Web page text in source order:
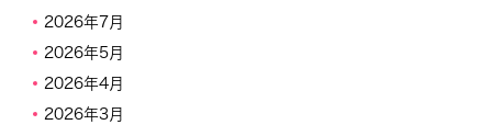
2026年7月
2026年5月
2026年4月
2026年3月